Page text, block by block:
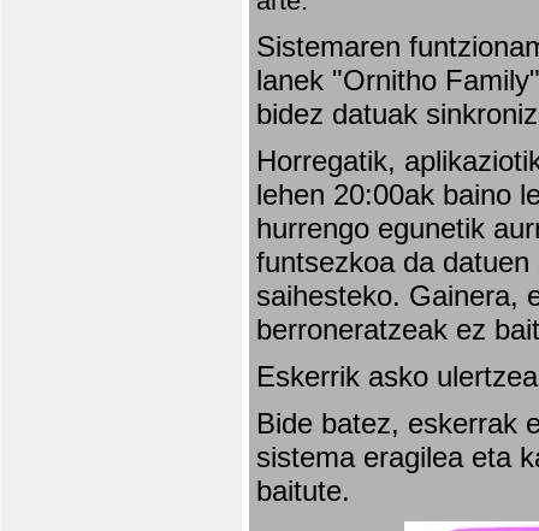
Sistemaren
lanek "Ornitho
bidez datuak
Horregatik,
lehen 20:00ak baino
hurrengo egunetik
funtsezkoa da
saihesteko. Gainera,
berroneratzeak ez
Eskerrik asko
Bide batez, eskerrak
sistema eragilea eta
baitute.